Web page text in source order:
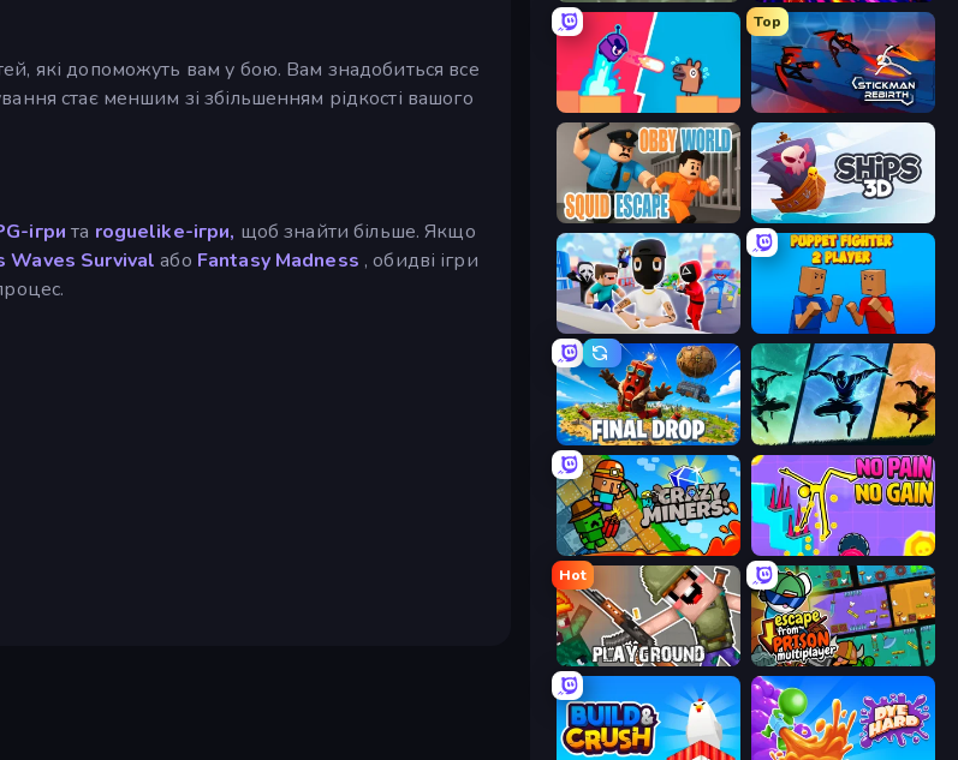
які допоможуть вам у бою. Вам знадобиться все
стає меншим зі збільшенням рідкості вашого
ігри та roguelike-ігри, щоб знайти більше. Якщо
Waves Survival або Fantasy Madness , обидві ігри
Boom Slingers ReBoom
Top
Stickman Rebirth
Ships 3D
Puppet Fighter 2 Player
Final Drop Shadow Ninja Revenge
Crazy Miners No Pain No Gain - Ragdoll Sandbox
Hot
Playground Escape From Prison Multiplayer